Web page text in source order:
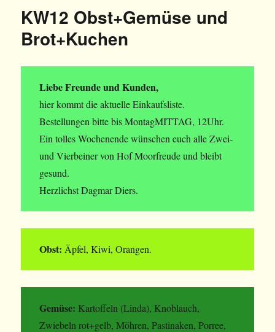
KW12 Obst+Gemüse und
Brot+Kuchen
Liebe Freunde und Kunden,
hier kommt die aktuelle Einkaufsliste.
Bestellungen bitte bis MontagMITTAG, 12Uhr.
Ein tolles Wochenende wünschen euch alle Zwei-
und Vierbeiner von Hof Moorfreude und bleibt
gesund.
Herzlichst Dagmar Diers.
Obst: Äpfel, Kiwi, Orangen.
Gemüse: Kartoffeln (Linda), Knoblauch,
Zwiebeln rot+gelb, Möhren, Pastinaken, Porree,